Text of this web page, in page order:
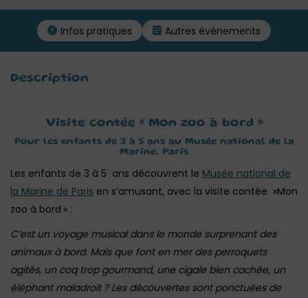
Infos pratiques Autres événements
Description
Visite contée « Mon zoo à bord »
Pour les enfants de 3 à 5 ans au Musée national de la
Marine, Paris
Les enfants de 3 à 5 ans découvrent le Musée national de
la Marine de Paris en s’amusant, avec la visite contée «Mon
zoo à bord » :
C’est un voyage musical dans le monde surprenant des
animaux à bord. Mais que font en mer des perroquets
agités, un coq trop gourmand, une cigale bien cachée, un
éléphant maladroit ? Les découvertes sont ponctuées de